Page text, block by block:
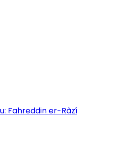
Fahreddin er-Râzî